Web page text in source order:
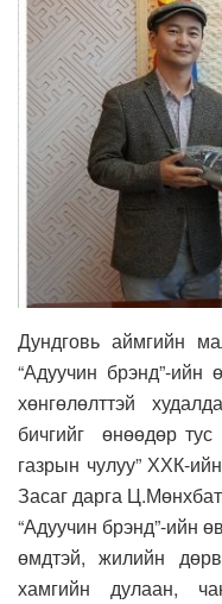
Дундговь аймгийн
“Адуучин брэнд”-ийн
хөнгөлөлттэй
бичгийг өнөөдөр тус
газрын чулуу” ХХК-
Засаг дарга
“Адуучин брэнд”-ийн
өмдтэй, жилийн
хамгийн дулаан,